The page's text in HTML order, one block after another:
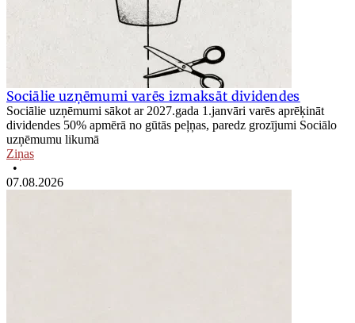
Sociālie uzņēmumi varēs izmaksāt dividendes
Sociālie uzņēmumi sākot ar 2027.gada 1.janvāri varēs aprēķināt
dividendes 50% apmērā no gūtās peļņas, paredz grozījumi Sociālo
uzņēmumu likumā
Ziņas
•
07.08.2026